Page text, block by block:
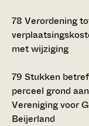
78 Verordening
met wijziging
79 Stukken
perceel grond
Vereniging voor
Beijerland